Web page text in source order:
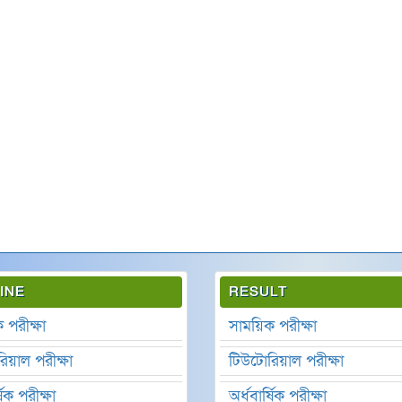
পরীক্ষা
পরীক্ষা
RESULT
সাময়িক পরীক্ষা
টিউটোরিয়াল পরীক্ষা
অর্ধবার্ষিক পরীক্ষা